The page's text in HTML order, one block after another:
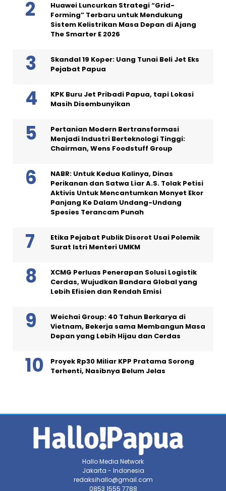
Huawei Luncurkan Strategi “Grid-
Forming” Terbaru untuk Mendukung
Sistem Kelistrikan Masa Depan di Ajang
The Smarter E 2026
Skandal 19 Koper: Uang Tunai Beli Jet Eks
Pejabat Papua
KPK Buru Jet Pribadi Papua, tapi Lokasi
Masih Disembunyikan
Pertanian Modern Bertransformasi
Menjadi Industri Berteknologi Tinggi:
Chairman, Wens Foodstuff Group
NABR: Untuk Kedua Kalinya, Dinas
Perikanan dan Satwa Liar A.S. Tolak Petisi
Aktivis Untuk Mencantumkan Monyet Ekor
Panjang Ke Dalam Undang-Undang
Spesies Terancam Punah
Etika Pejabat Publik Disorot Usai Polemik
Surat Istri Menteri UMKM
XCMG Perluas Penerapan Solusi Logistik
Cerdas, Wujudkan Bandara Global yang
Lebih Efisien dan Rendah Emisi
Weichai Group: 40 Tahun Berkarya di
Vietnam, Bekerja sama Membangun Masa
Depan yang Lebih Hijau dan Cerdas
Proyek Rp30 Miliar KPP Pratama Sorong
Terhenti, Nasibnya Belum Jelas
Hallo Media Network
Jakarta - Indonesia
redaksihallo@gmail.com
0853 1555 7788